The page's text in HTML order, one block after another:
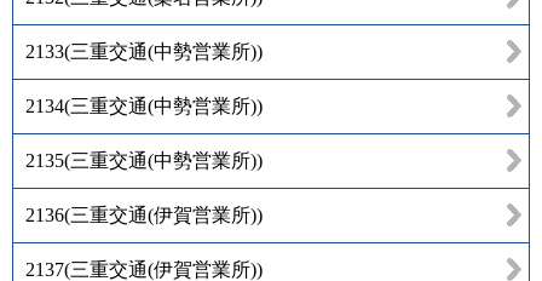
2133(三重交通(中勢営業所))
2134(三重交通(中勢営業所))
2135(三重交通(中勢営業所))
2136(三重交通(伊賀営業所))
2137(三重交通(伊賀営業所))